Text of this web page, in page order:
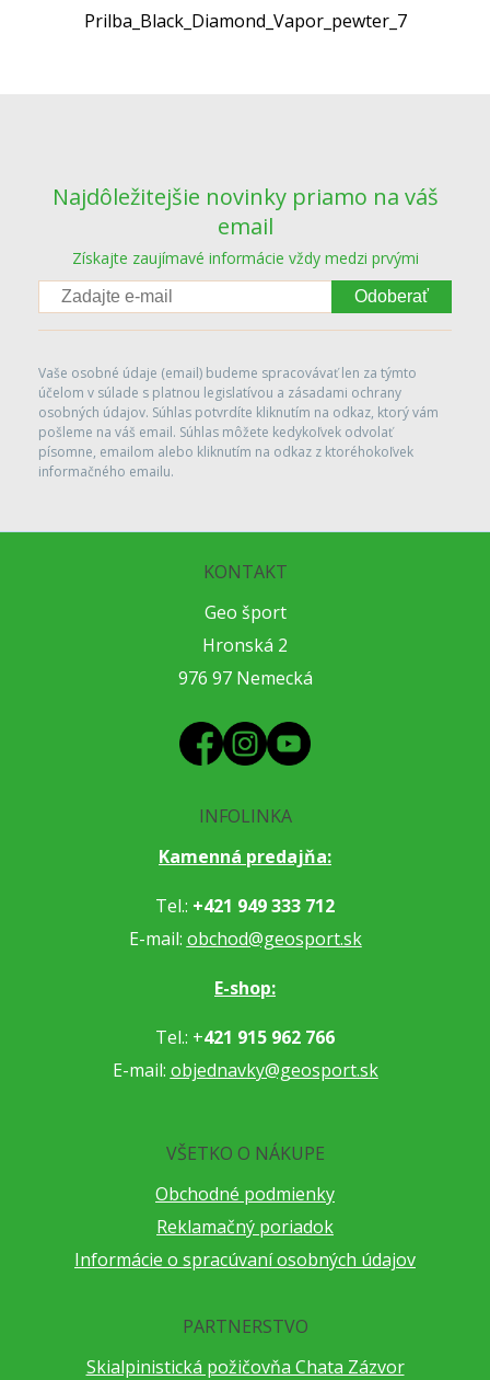
Prilba_Black_Diamond_Vapor_pewter_7
Najdôležitejšie novinky priamo na váš
email
Získajte zaujímavé informácie vždy medzi prvými
Odoberať
Vaše osobné údaje (email) budeme spracovávať len za týmto
účelom v súlade s platnou legislatívou a zásadami ochrany
osobných údajov. Súhlas potvrdíte kliknutím na odkaz, ktorý vám
pošleme na váš email. Súhlas môžete kedykoľvek odvolať
písomne, emailom alebo kliknutím na odkaz z ktoréhokoľvek
informačného emailu.
KONTAKT
Geo šport
Hronská 2
976 97 Nemecká
INFOLINKA
Kamenná predajňa:
Tel.: +421 949 333 712
E-mail: obchod@geosport.sk
E-shop:
Tel.: +421 915 962 766
E-mail: objednavky@geosport.sk
VŠETKO O NÁKUPE
Obchodné podmienky
Reklamačný poriadok
Informácie o spracúvaní osobných údajov
PARTNERSTVO
Skialpinistická požičovňa Chata Zázvor